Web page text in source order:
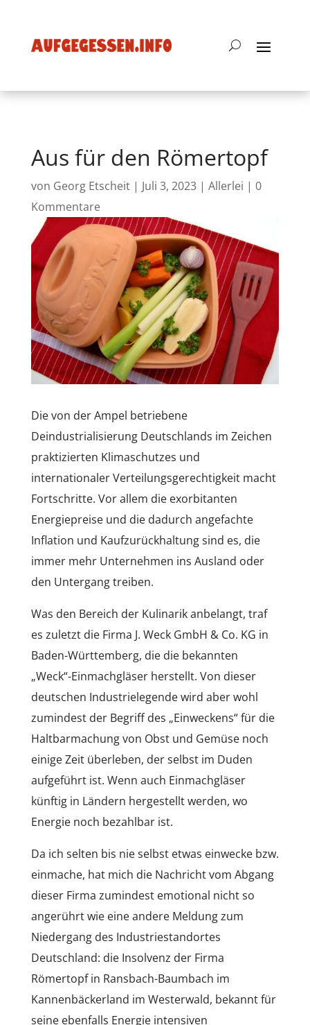
Aus für den Römertopf
von Georg Etscheit| Juli 3, 2023| Allerlei | 0
Kommentare
Die von der Ampel betriebene
Deindustrialisierung Deutschlands im Zeichen
praktizierten Klimaschutzes und
internationaler Verteilungsgerechtigkeit macht
Fortschritte. Vor allem die exorbitanten
Energiepreise und die dadurch angefachte
Inflation und Kaufzurückhaltung sind es, die
immer mehr Unternehmen ins Ausland oder
den Untergang treiben.
Was den Bereich der Kulinarik anbelangt, traf
es zuletzt die Firma J. Weck GmbH & Co. KG in
Baden-Württemberg, die die bekannten
„Weck“-Einmachgläser herstellt. Von dieser
deutschen Industrielegende wird aber wohl
zumindest der Begriff des „Einweckens“ für die
Haltbarmachung von Obst und Gemüse noch
einige Zeit überleben, der selbst im Duden
aufgeführt ist. Wenn auch Einmachgläser
künftig in Ländern hergestellt werden, wo
Energie noch bezahlbar ist.
Da ich selten bis nie selbst etwas einwecke bzw.
einmache, hat mich die Nachricht vom Abgang
dieser Firma zumindest emotional nicht so
angerührt wie eine andere Meldung zum
Niedergang des Industriestandortes
Deutschland: die Insolvenz der Firma
Römertopf in Ransbach-Baumbach im
Kannenbäckerland im Westerwald, bekannt für
seine ebenfalls Energie intensiven